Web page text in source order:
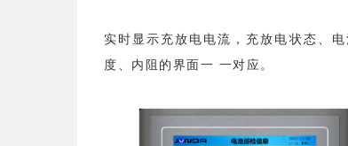
实时显示充放电电流，充放电状态、
度、内阻的界面一 一对应。